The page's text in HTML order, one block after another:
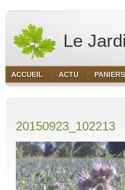
Le
ACCUEIL ACTU
20150923_102213